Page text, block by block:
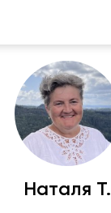
Наталя Т.